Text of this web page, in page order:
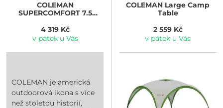
COLEMAN
SUPERCOMFORT 7.5
4,1 kg)
4 319 Kč
v pátek u Vás
COLEMAN Large Camp
Table
2 559 Kč
v pátek u Vás
COLEMAN je americká
outdoorová ikona s více
než stoletou historií,